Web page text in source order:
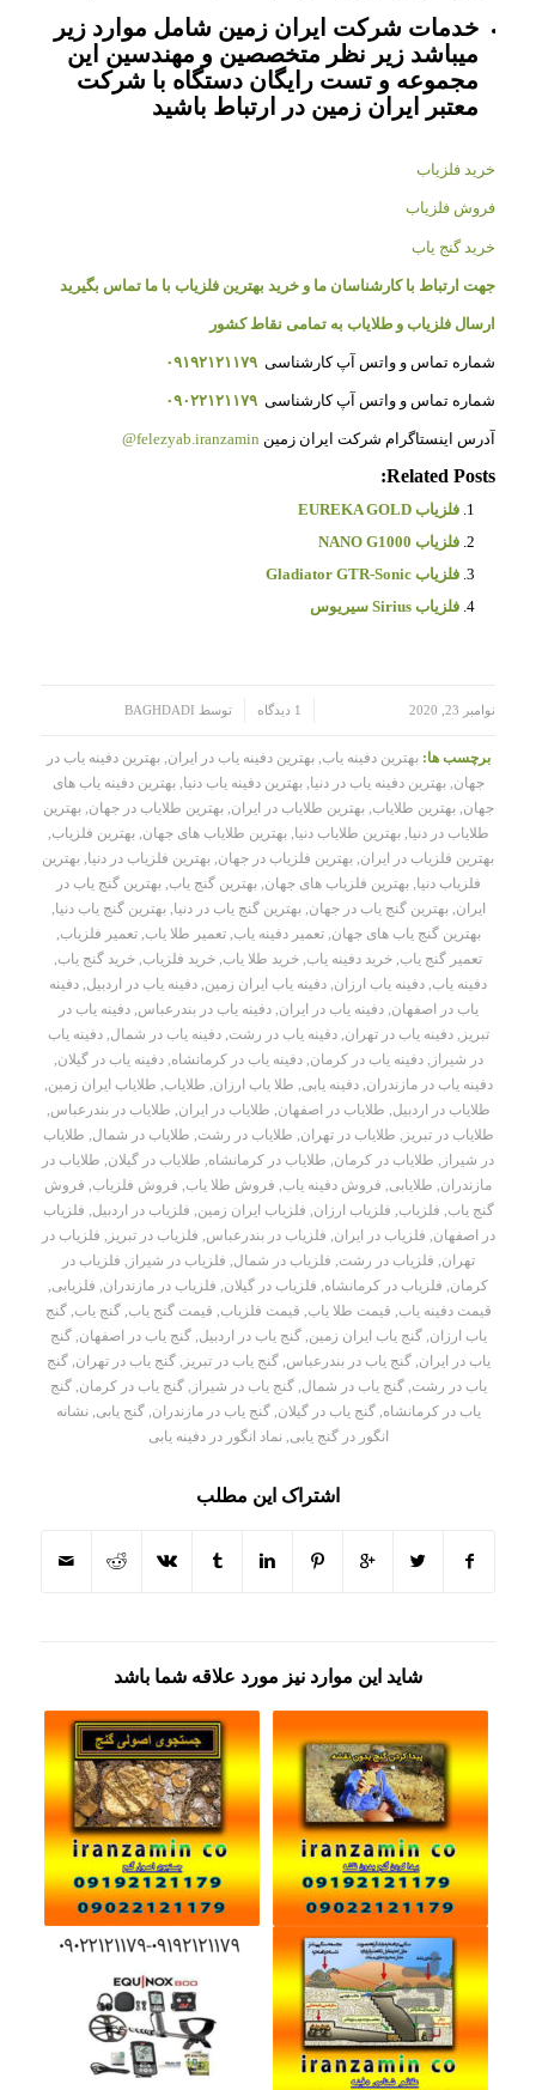
خدمات شرکت ایران زمین شامل موارد زیر
میباشد زیر نظر متخصصین و مهندسین این
مجموعه و تست رایگان دستگاه با شرکت
معتبر ایران زمین در ارتباط باشید
خرید فلزیاب
فروش فلزیاب
خرید گنج یاب
جهت ارتباط با کارشناسان ما و خرید بهترین فلزیاب با ما تماس بگیرید
ارسال فلزیاب و طلایاب به تمامی نقاط کشور
شماره تماس و واتس آپ کارشناسی ۰۹۱۹۲۱۲۱۱۷۹
شماره تماس و واتس آپ کارشناسی ۰۹۰۲۲۱۲۱۱۷۹
آدرس اینستاگرام شرکت ایران زمین felezyab.iranzamin@
Related Posts:
فلزیاب EUREKA GOLD
فلزیاب NANO G1000
فلزیاب Gladiator GTR-Sonic
فلزیاب Sirius سیریوس
نوامبر 23, 2020 1 دیدگاه توسط BAGHDADI
برچسب ها: بهترین دفینه یاب,بهترین دفینه یاب در ایران,بهترین دفینه یاب در
جهان,بهترین دفینه یاب در دنیا,بهترین دفینه یاب دنیا,بهترین دفینه یاب های
جهان,بهترین طلایاب,بهترین طلایاب در ایران,بهترین طلایاب در جهان,بهترین
طلایاب در دنیا,بهترین طلایاب دنیا,بهترین طلایاب های جهان,بهترین فلزیاب,
بهترین فلزیاب در ایران, بهترین فلزیاب در جهان, بهترین فلزیاب در دنیا, بهترین
فلزیاب دنیا,بهترین فلزیاب های جهان,بهترین گنج یاب,بهترین گنج یاب در
ایران,بهترین گنج یاب در جهان,بهترین گنج یاب در دنیا,بهترین گنج یاب دنیا,
بهترین گنج یاب های جهان,تعمیر دفینه یاب,تعمیر طلا یاب,تعمیر فلزیاب,
تعمیر گنج یاب, خرید دفینه یاب, خرید طلا یاب, خرید فلزیاب, خرید گنج یاب,
دفینه یاب, دفینه یاب ارزان, دفینه یاب ایران زمین, دفینه یاب در اردبیل, دفینه
یاب در اصفهان,دفینه یاب در ایران,دفینه یاب در بندرعباس,دفینه یاب در
تبریز ,دفینه یاب در تهران,دفینه یاب در رشت,دفینه یاب در شمال,دفینه یاب
در شیراز ,دفینه یاب در کرمان,دفینه یاب در کرمانشاه,دفینه یاب در گیلان,
دفینه یاب در مازندران,دفینه یابی, طلا یاب ارزان, طلایاب, طلایاب ایران زمین,
طلایاب در اردبیل, طلایاب در اصفهان, طلایاب در ایران, طلایاب در بندرعباس,
طلایاب در تبریز , طلایاب در تهران, طلایاب در رشت, طلایاب در شمال, طلایاب
در شیراز , طلایاب در کرمان, طلایاب در کرمانشاه, طلایاب در گیلان, طلایاب در
مازندران, طلایابی, فروش دفینه یاب, فروش طلا یاب, فروش فلزیاب, فروش
گنج یاب, فلزیاب, فلزیاب ارزان, فلزیاب ایران زمین, فلزیاب در اردبیل, فلزیاب
در اصفهان, فلزیاب در ایران, فلزیاب در بندرعباس, فلزیاب در تبریز , فلزیاب در
تهران, فلزیاب در رشت, فلزیاب در شمال, فلزیاب در شیراز , فلزیاب در
کرمان, فلزیاب در کرمانشاه, فلزیاب در گیلان, فلزیاب در مازندران, فلزیابی,
قیمت دفینه یاب, قیمت طلا یاب, قیمت فلزیاب, قیمت گنج یاب,گنج یاب,گنج
یاب ارزان,گنج یاب ایران زمین,گنج یاب در اردبیل,گنج یاب در اصفهان,گنج
یاب در ایران,گنج یاب در بندرعباس,گنج یاب در تبریز ,گنج یاب در تهران,گنج
یاب در رشت,گنج یاب در شمال,گنج یاب در شیراز ,گنج یاب در کرمان,گنج
یاب در کرمانشاه,گنج یاب در گیلان,گنج یاب در مازندران,گنج یابی,نشانه
انگور در گنج یابی,نماد انگور در دفینه یابی
اشتراک این مطلب
شاید این موارد نیز مورد علاقه شما باشد